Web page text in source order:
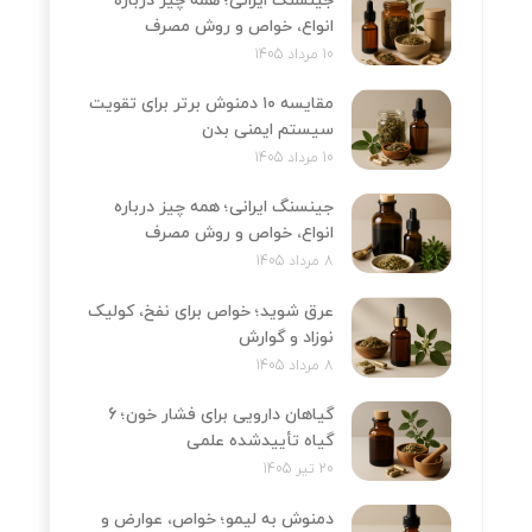
انواع، خواص و روش مصرف
10 مرداد 1405
مقایسه ۱۰ دمنوش برتر برای تقویت
سیستم ایمنی بدن
10 مرداد 1405
جینسنگ ایرانی؛ همه چیز درباره
انواع، خواص و روش مصرف
8 مرداد 1405
عرق شوید؛ خواص برای نفخ، کولیک
نوزاد و گوارش
8 مرداد 1405
گیاهان دارویی برای فشار خون؛ 6
گیاه تأییدشده علمی
20 تیر 1405
دمنوش به لیمو؛ خواص، عوارض و